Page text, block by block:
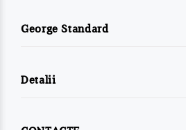
George Standard
Detalii